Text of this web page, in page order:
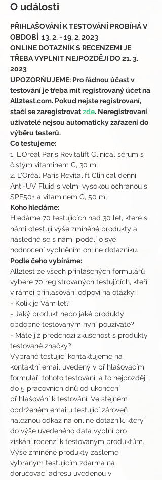
O události
PŘIHLAŠOVÁNÍ K TESTOVÁNÍ PROBÍHÁ V
OBDOBÍ  13. 2. - 19. 2. 2023
ONLINE DOTAZNÍK S RECENZEMI JE
TŘEBA VYPLNIT NEJPOZDĚJI DO 21. 3.
2023
UPOZORŇUJEME: Pro řádnou účast v
testování je třeba mít registrovaný účet na
All2test.com. Pokud nejste registrovaní,
stačí se zaregistrovat zde. Neregistrovaní
uživatelé nejsou automaticky zařazení do
výběru testerů.
Co testujeme:
1. L'Oréal Paris Revitalift Clinical sérum s
čistým vitaminem C, 30 ml
2. L'Oréal Paris Revitalift Clinical denní
Anti-UV Fluid s velmi vysokou ochranou s
SPF50+ a vitaminem C, 50 ml
Koho hledáme:
Hledáme 70 testujících nad 30 let, které s
námi otestují výše zmíněné produkty a
následně se s námi podělí o své
hodnocení vyplněním online dotazníku.
Podle čeho vybíráme:
All2test ze všech přihlášených formulářů
vybere 70 registrovaných testujících, kteří
v rámci přihlašování odpoví na otázky:
- Kolik je Vám let?
- Jaký produkt nebo jaké produkty
obdobné testovaným nyní používáte?
- Máte již předchozí zkušenost s produkty
testované značky?
Vybrané testující kontaktujeme na
kontaktní email uvedený v přihlašovacím
formuláři tohoto testování, a to nejpozději
do 5 pracovních dnů od ukončení
přihlašování k testování. Ve stejném
obdrženém emailu testující zároveň
naleznou odkaz na online dotazník, který
do výše uvedeného data vyplní pro
získání recenzí k testovaným produktům.
Výše zmíněné produkty zašleme
vybraným testujícím zdarma na
doručovací adresu uvedenou v